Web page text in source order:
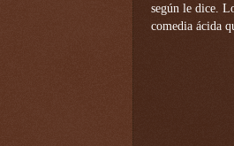
según le dice.
comedia ácida